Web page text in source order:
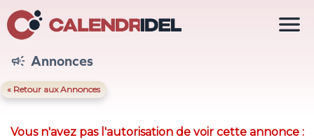
 Annonces
« Retour aux Annonces
Vous n'avez pas l'autorisation de voir cette annonce :
